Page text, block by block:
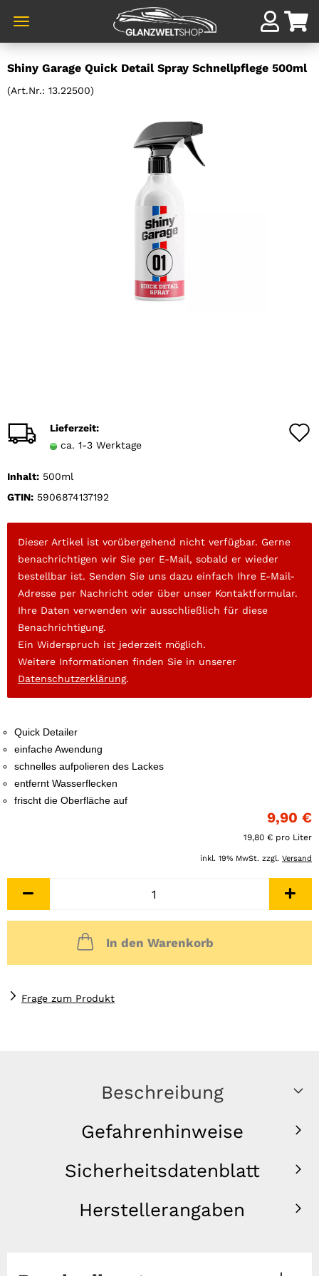
zum
Hauptinhalt
Shiny Garage Quick Detail Spray Schnellpflege 500ml
(Art.Nr.: 13.22500)
Lieferzeit:
ca. 1-3 Werktage
Inhalt: 500ml
GTIN: 5906874137192
Dieser Artikel ist vorübergehend nicht verfügbar. Gerne
benachrichtigen wir Sie per E-Mail, sobald er wieder
bestellbar ist. Senden Sie uns dazu einfach Ihre E-Mail-
Adresse per Nachricht oder über unser Kontaktformular.
Ihre Daten verwenden wir ausschließlich für diese
Benachrichtigung.
Ein Widerspruch ist jederzeit möglich.
Weitere Informationen finden Sie in unserer
Datenschutzerklärung.
Quick Detailer
einfache Awendung
schnelles aufpolieren des Lackes
entfernt Wasserflecken
frischt die Oberfläche auf
9,90 €
19,80 € pro Liter
inkl. 19% MwSt. zzgl. Versand
In den Warenkorb
Frage zum Produkt
Beschreibung
Gefahrenhinweise
Sicherheitsdatenblatt
Herstellerangaben